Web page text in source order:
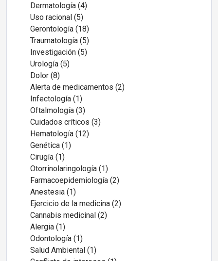
Dermatología (4)
Uso racional (5)
Gerontología (18)
Traumatología (5)
Investigación (5)
Urología (5)
Dolor (8)
Alerta de medicamentos (2)
Infectología (1)
Oftalmología (3)
Cuidados críticos (3)
Hematología (12)
Genética (1)
Cirugía (1)
Otorrinolaringología (1)
Farmacoepidemiología (2)
Anestesia (1)
Ejercicio de la medicina (2)
Cannabis medicinal (2)
Alergia (1)
Odontología (1)
Salud Ambiental (1)